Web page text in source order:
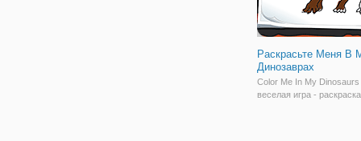
Раскрасьте Меня В
Динозаврах
Color Me In My Dinosaurs
веселая игра -